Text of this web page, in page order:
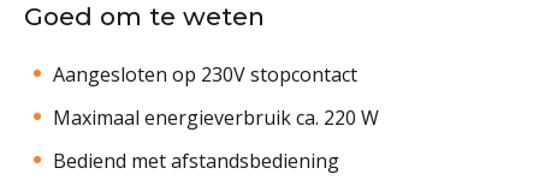
Goed om te weten
Aangesloten op 230V stopcontact
Maximaal energieverbruik ca. 220 W
Bediend met afstandsbediening